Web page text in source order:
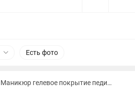
Есть фото
Маникюр гелевое покрытие педикюр все покрытия смарт педикюр